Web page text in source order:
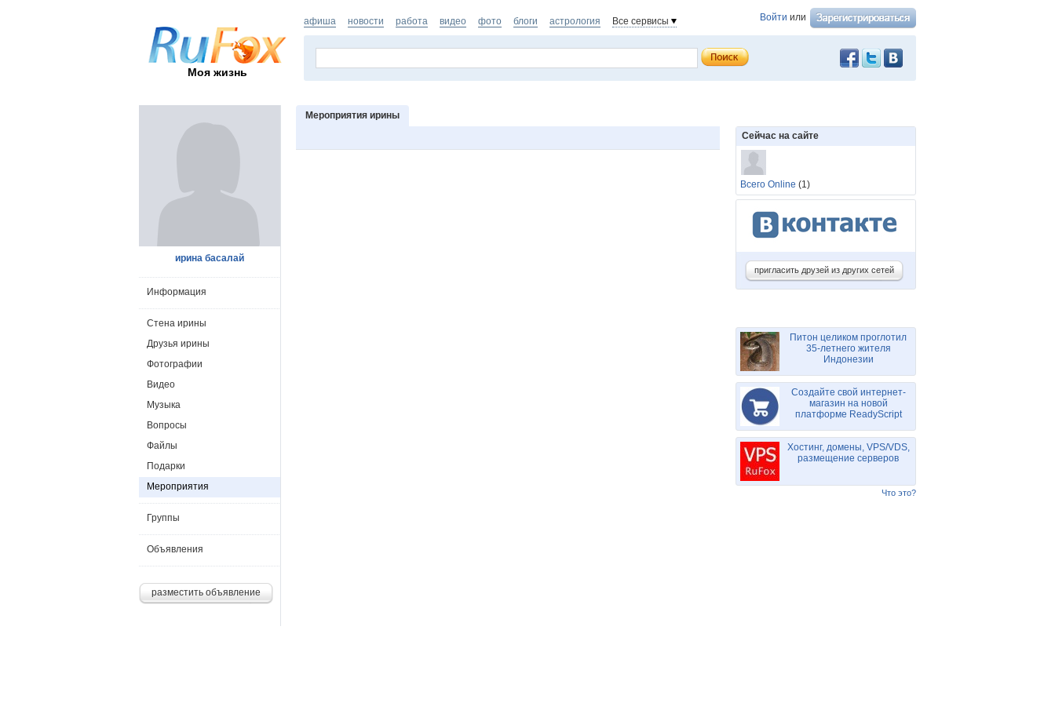
Моя жизнь
Войти или
афиша новости работа видео фото блоги астрология Все сервисы
Мероприятия ирины
ирина басалай
Информация
Стена ирины
Друзья ирины
Фотографии
Видео
Музыка
Вопросы
Файлы
Подарки
Мероприятия
Группы
Объявления
разместить объявление
Сейчас на сайте
Всего Online (1)
пригласить друзей из других сетей
Питон целиком проглотил
35-летнего жителя
Индонезии
Создайте свой интернет-
магазин на новой
платформе ReadyScript
Хостинг, домены, VPS/VDS,
размещение серверов
Что это?